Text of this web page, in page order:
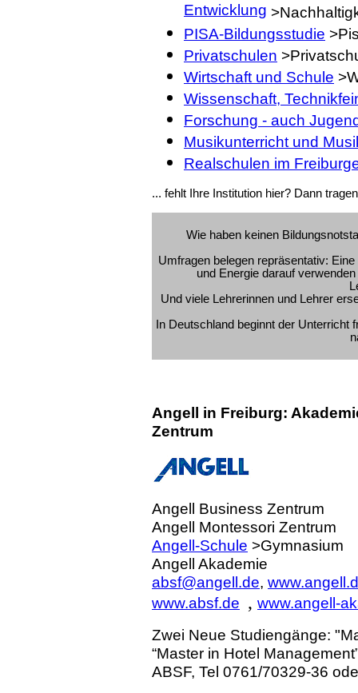
Entwicklung
PISA-Bildungsstudie
Privatschulen
Wirtschaft und Schule
Wissenschaft,
Forschung - auch
Musikunterricht und
Realschulen im
... fehlt Ihre Institution hier? Dann
Wie haben keinen
Umfragen belegen repräsentativ:
und Energie darauf
Und viele Lehrerinnen und Lehrer
In Deutschland beginnt der Unterricht
Angell in Freiburg:
Zentrum
Angell Business Zentrum
Angell Montessori Zentrum
Angell-Schule >Gymnasium
Angell Akademie
absf@angell.de,
www.absf.de , www.angell-
Zwei Neue Studiengänge:
“Master in Hotel
ABSF, Tel 0761/70329-36